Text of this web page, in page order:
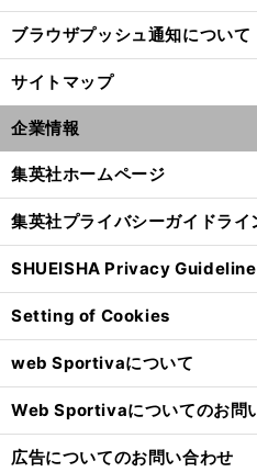
ブラウザプッシュ通知について
サイトマップ
企業情報
集英社ホームページ
集英社プライバシーガイドライ
SHUEISHA Privacy Guideline
Setting of Cookies
web Sportivaについて
Web Sportivaについてのお問
広告についてのお問い合わせ